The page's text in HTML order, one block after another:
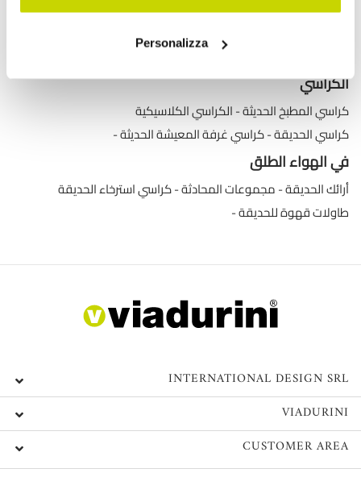
Personalizza
موائد مستديرة
طاولات القهوة
تحويل الجداول طاولات توليب
الكراسي
الكراسي الكلاسيكية كراسي المطبخ الحديثة
كراسي غرفة المعيشة الحديثة كراسي الحديقة
في الهواء الطلق
كراسي استرخاء الحديقة مجموعات المحادثة أرائك الحديقة
طاولات قهوة للحديقة
INTERNATIONAL DESIGN SRL
VIADURINI
CUSTOMER AREA